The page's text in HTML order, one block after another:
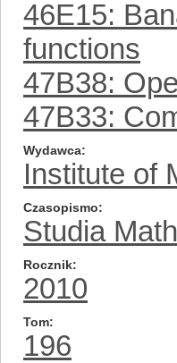
46E15:
functions
47B38:
47B33:
Wydawca
Institute of
Czasopismo
Studia
Rocznik
2010
Tom
196